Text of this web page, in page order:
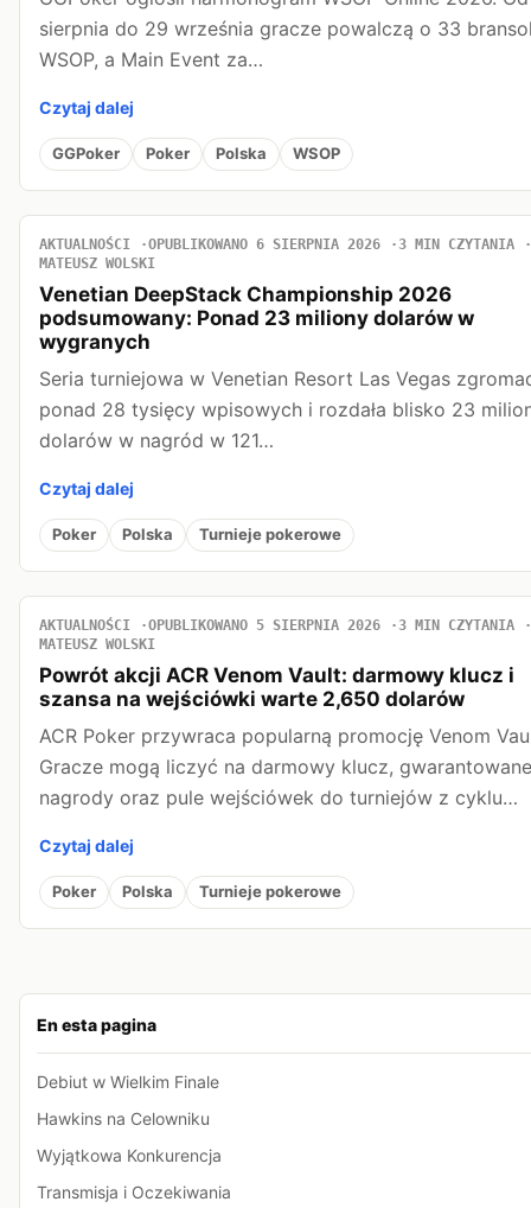
En esta pagina
Debiut w Wielkim Finale
Hawkins na Celowniku
Wyjątkowa Konkurencja
Transmisja i Oczekiwania
sierpnia do 29 września gracze powalczą o 33
WSOP, a Main Event za…
Czytaj dalej
GGPoker Poker Polska WSOP
AKTUALNOŚCI OPUBLIKOWANO 6 SIERPNIA 2026
3 MIN CZYTANIA
MATEUSZ WOLSKI
Venetian DeepStack Championship 2026
podsumowany: Ponad 23 miliony dolarów w
wygranych
Seria turniejowa w Venetian Resort Las Vegas
ponad 28 tysięcy wpisowych i rozdała blisko 23
dolarów w nagród w 121…
Czytaj dalej
Poker Polska Turnieje pokerowe
AKTUALNOŚCI OPUBLIKOWANO 5 SIERPNIA 2026
3 MIN CZYTANIA
MATEUSZ WOLSKI
Powrót akcji ACR Venom Vault: darmowy klucz i
szansa na wejściówki warte 2,650 dolarów
ACR Poker przywraca popularną promocję Venom
Gracze mogą liczyć na darmowy klucz, gwarantowane
nagrody oraz pule wejściówek do turniejów z cyklu…
Czytaj dalej
Poker Polska Turnieje pokerowe